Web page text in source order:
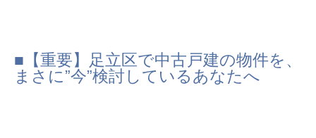
■【重要】足立区で中古戸建の物件を、
まさに”今”検討しているあなたへ